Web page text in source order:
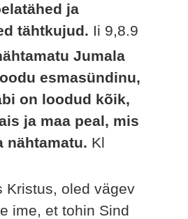
ja
tähtkujud. Ii 9,8.9
Jumala
esmasündinu,
on loodud kõik,
ja maa peal, mis
nähtamatu. Kl
Kristus, oled vägev
ime, et tohin Sind